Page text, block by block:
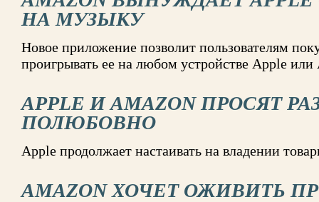
НА МУЗЫКУ
Новое приложение позволит пользователям
проигрывать ее на любом устройстве Apple
APPLE И AMAZON ПРОСЯТ
ПОЛЮБОВНО
Apple продолжает настаивать на владении
AMAZON ХОЧЕТ ОЖИВИТЬ